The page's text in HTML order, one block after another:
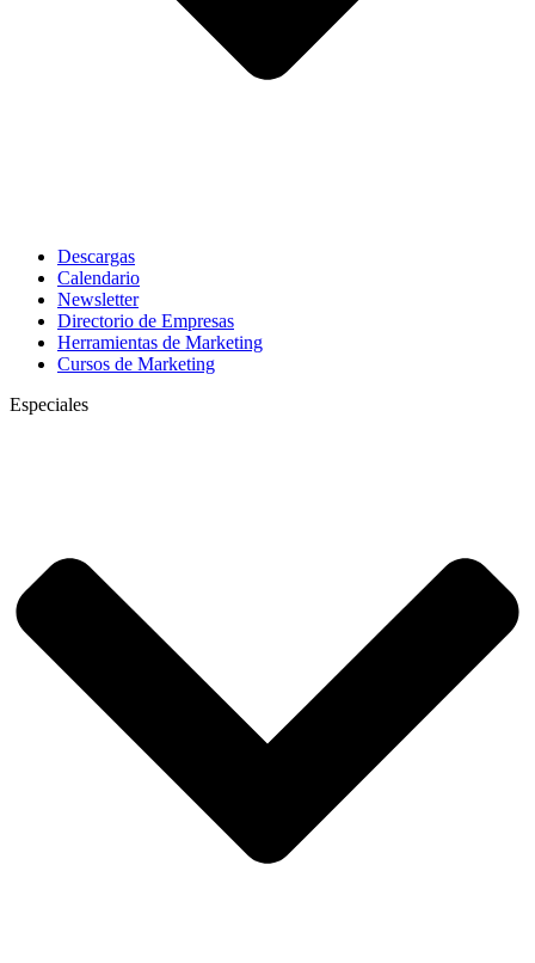
Descargas
Calendario
Newsletter
Directorio de Empresas
Herramientas de Marketing
Cursos de Marketing
Especiales